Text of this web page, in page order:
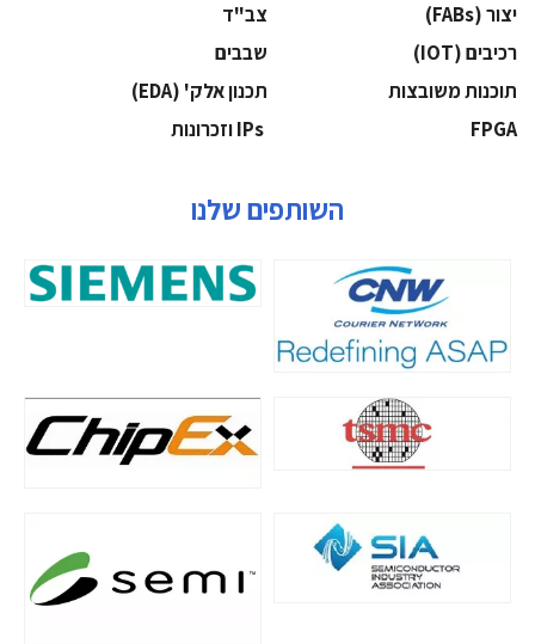
‫יצור (‪(FABs‬‬
‫צב"ד‬
‫רכיבים‬ (IOT)
‫שבבים‬
‫תוכנות משובצות‬
‫תכנון אלק' (‪(EDA‬‬
‫‪FPGA‬‬
השותפים שלנו